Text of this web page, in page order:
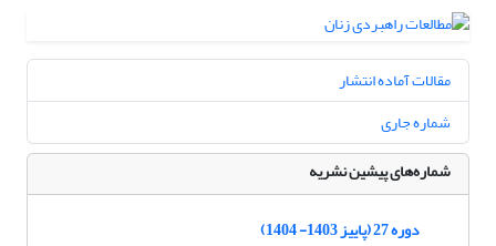
مقالات آماده انتشار
شماره جاری
شماره‌های پیشین نشریه
دوره 27 (پاییز 1403- 1404)